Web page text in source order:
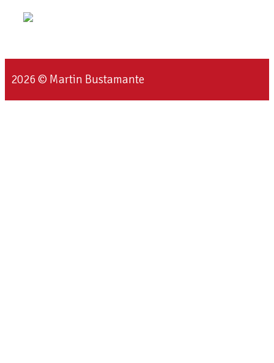
2026 © Martin Bustamante